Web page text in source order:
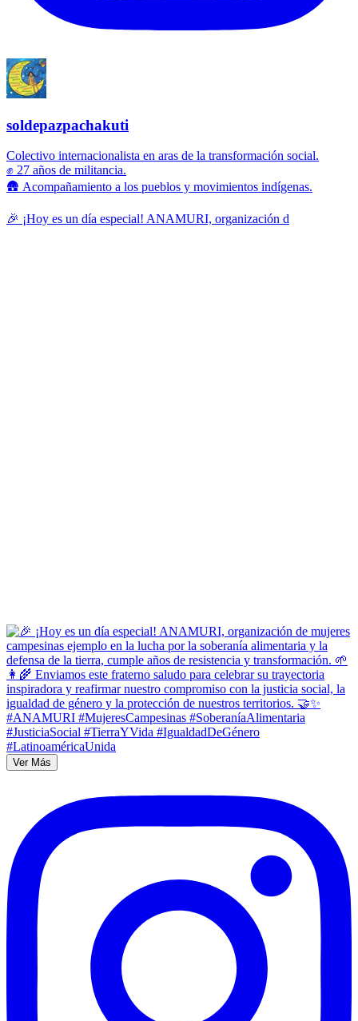
soldepazpachakuti
Colectivo internacionalista en aras de la transformación social.
✊ 27 años de militancia.
🛖 Acompañamiento a los pueblos y movimientos indígenas.
🎉 ¡Hoy es un día especial! ANAMURI, organización d
Ver Más